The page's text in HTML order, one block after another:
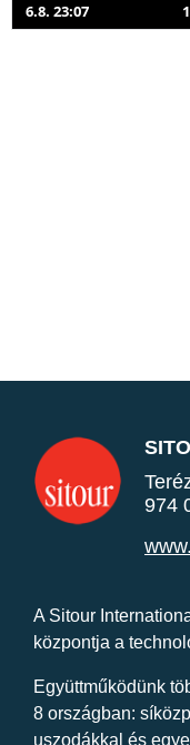
6.8. 23:07
974
A Sitour
központja a
Együttműködünk
8 országban:
uszodákkal és